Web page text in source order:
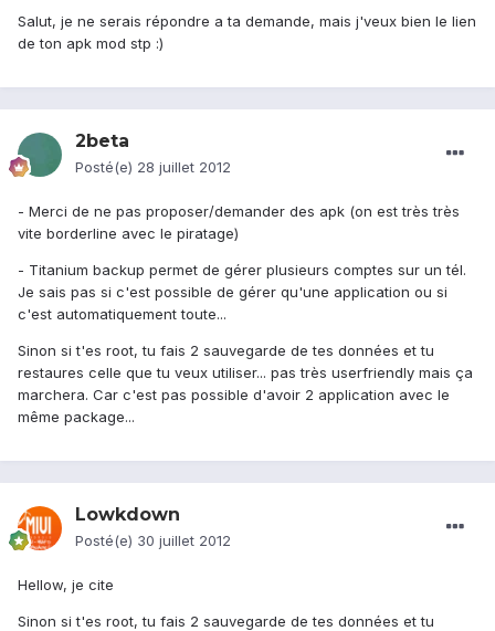
Salut, je ne serais répondre a ta demande, mais j'veux bien le lien
de ton apk mod stp :)
2beta
Posté(e) 28 juillet 2012
- Merci de ne pas proposer/demander des apk (on est très très
vite borderline avec le piratage)
- Titanium backup permet de gérer plusieurs comptes sur un tél.
Je sais pas si c'est possible de gérer qu'une application ou si
c'est automatiquement toute...
Sinon si t'es root, tu fais 2 sauvegarde de tes données et tu
restaures celle que tu veux utiliser... pas très userfriendly mais ça
marchera. Car c'est pas possible d'avoir 2 application avec le
même package...
Lowkdown
Posté(e) 30 juillet 2012
Hellow, je cite
Sinon si t'es root, tu fais 2 sauvegarde de tes données et tu